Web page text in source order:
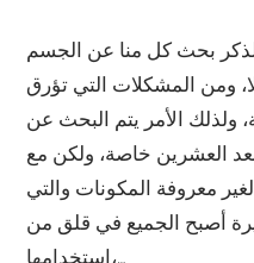
بحث كل منا عن الجسم
ومن المشكلات التي تؤرق
ولذلك الأمر يتم البحث عن
العشرين خاصة، ولكن مع
معروفة المكونات والتي
أصبح الجميع في قلق من
استخدامها،…